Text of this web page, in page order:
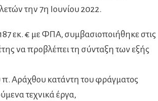
την 7η Ιουνίου 2022.
εκ. € με ΦΠΑ, συμβασιοποιήθηκε στις
να προβλέπει τη σύνταξη των εξής
π. Αράχθου κατάντη του φράγματος
τεχνικά έργα,